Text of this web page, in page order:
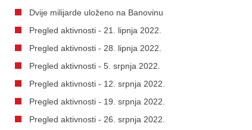
Dvije milijarde uloženo na Banovinu
Pregled aktivnosti - 21. lipnja 2022.
Pregled aktivnosti - 28. lipnja 2022.
Pregled aktivnosti - 5. srpnja 2022.
Pregled aktivnosti - 12. srpnja 2022.
Pregled aktivnosti - 19. srpnja 2022.
Pregled aktivnosti - 26. srpnja 2022.